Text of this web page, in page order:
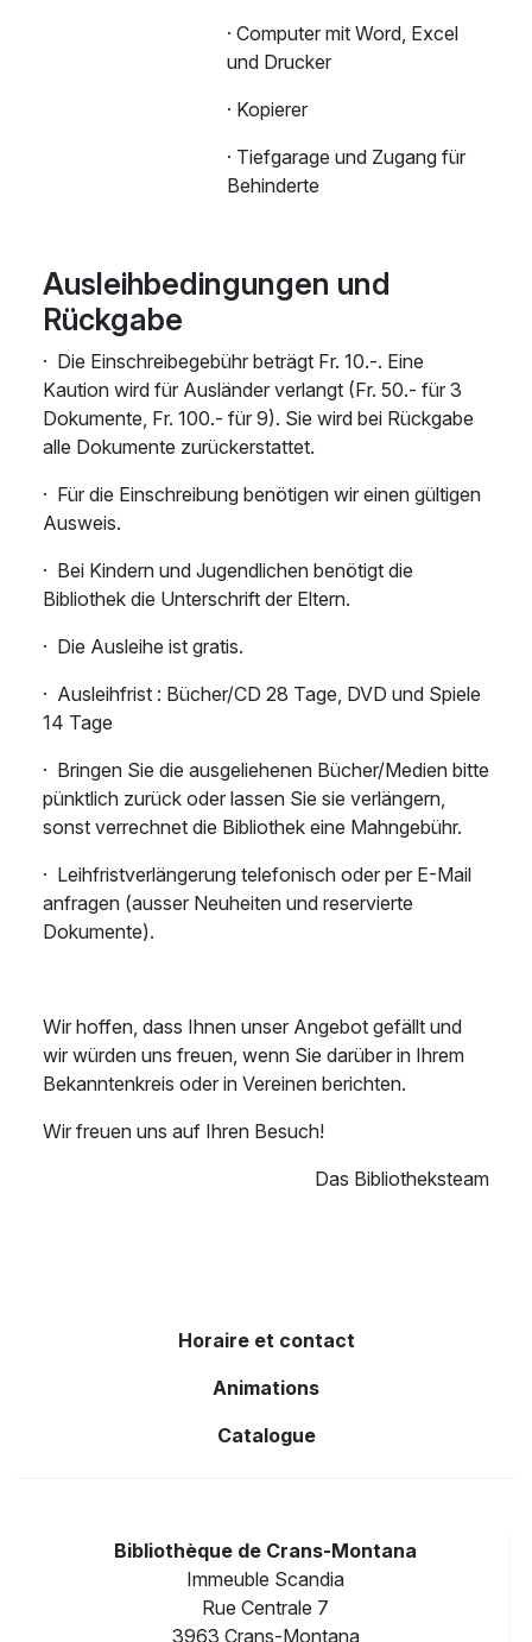
· Computer mit Word, Excel
und Drucker
· Kopierer
· Tiefgarage und Zugang für
Behinderte
Ausleihbedingungen und
Rückgabe
· Die Einschreibegebühr beträgt Fr. 10.-. Eine
Kaution wird für Ausländer verlangt (Fr. 50.- für 3
Dokumente, Fr. 100.- für 9). Sie wird bei Rückgabe
alle Dokumente zurückerstattet.
· Für die Einschreibung benötigen wir einen gültigen
Ausweis.
· Bei Kindern und Jugendlichen benötigt die
Bibliothek die Unterschrift der Eltern.
· Die Ausleihe ist gratis.
· Ausleihfrist : Bücher/CD 28 Tage, DVD und Spiele
14 Tage
· Bringen Sie die ausgeliehenen Bücher/Medien bitte
pünktlich zurück oder lassen Sie sie verlängern,
sonst verrechnet die Bibliothek eine Mahngebühr.
· Leihfristverlängerung telefonisch oder per E-Mail
anfragen (ausser Neuheiten und reservierte
Dokumente).
Wir hoffen, dass Ihnen unser Angebot gefällt und
wir würden uns freuen, wenn Sie darüber in Ihrem
Bekanntenkreis oder in Vereinen berichten.
Wir freuen uns auf Ihren Besuch!
Das Bibliotheksteam
Horaire et contact
Animations
Catalogue
Bibliothèque de Crans-Montana
Immeuble Scandia
Rue Centrale 7
3963 Crans-Montana